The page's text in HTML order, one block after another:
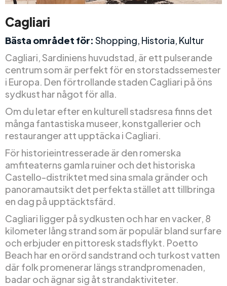
Cagliari
Bästa området för: Shopping, Historia, Kultur
Cagliari, Sardiniens huvudstad, är ett pulserande
centrum som är perfekt för en storstadssemester
i Europa. Den förtrollande staden Cagliari på öns
sydkust har något för alla.
Om du letar efter en kulturell stadsresa finns det
många fantastiska museer, konstgallerier och
restauranger att upptäcka i Cagliari.
För historieintresserade är den romerska
amfiteaterns gamla ruiner och det historiska
Castello-distriktet med sina smala gränder och
panoramautsikt det perfekta stället att tillbringa
en dag på upptäcktsfärd.
Cagliari ligger på sydkusten och har en vacker, 8
kilometer lång strand som är populär bland surfare
och erbjuder en pittoresk stadsflykt. Poetto
Beach har en orörd sandstrand och turkost vatten
där folk promenerar längs strandpromenaden,
badar och ägnar sig åt strandaktiviteter.